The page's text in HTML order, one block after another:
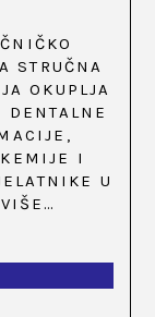
STRUČNA
OKUPLJA
DENTALNE
I
U